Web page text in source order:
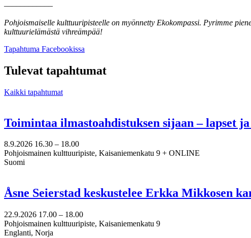
––––––––––––
Pohjoismaiselle kulttuuripisteelle on myönnetty Ekokompassi. Pyrimme
kulttuurielämästä vihreämpää!
Tapahtuma Facebookissa
välilehteen
Tulevat tapahtumat
Kaikki tapahtumat
Toimintaa ilmastoahdistuksen sijaan – lapset
8.9.2026 16.30 – 18.00
Pohjoismainen kulttuuripiste, Kaisaniemenkatu 9 + ONLINE
Suomi
Åsne Seierstad keskustelee Erkka Mikkosen
22.9.2026 17.00 – 18.00
Pohjoismainen kulttuuripiste, Kaisaniemenkatu 9
Englanti, Norja